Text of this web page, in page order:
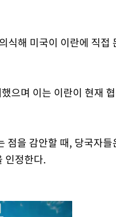
식해 미국이 이란에 직접
으며 이는 이란이 현재
점을 감안할 때, 당국자들
인정한다.